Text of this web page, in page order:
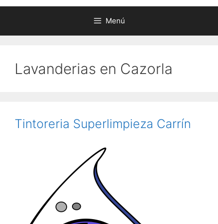
Menú
Lavanderias en Cazorla
Tintoreria Superlimpieza Carrín